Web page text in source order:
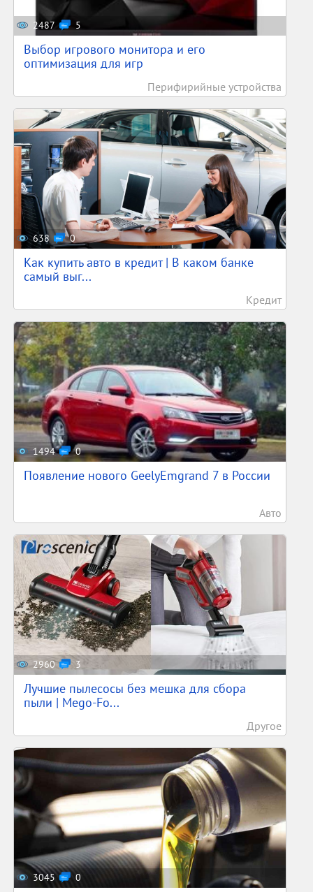
2487 5
Выбор игрового монитора и его
оптимизация для игр
Перифирийные устройства
638 0
Как купить авто в кредит | В каком банке
самый выг...
Кредит
1494 0
Появление нового GeelyEmgrand 7 в России
Авто
2960 3
Лучшие пылесосы без мешка для сбора
пыли | Mego-Fo...
Другое
3045 0